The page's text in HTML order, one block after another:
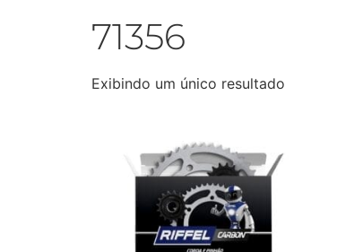
71356
Exibindo um único resultado